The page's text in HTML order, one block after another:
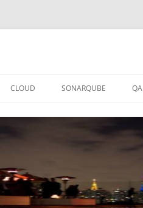
CLOUD SONARQUBE
SONARQUBE – COBOL
QA